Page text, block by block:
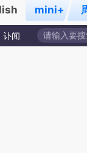
mini+
讣闻